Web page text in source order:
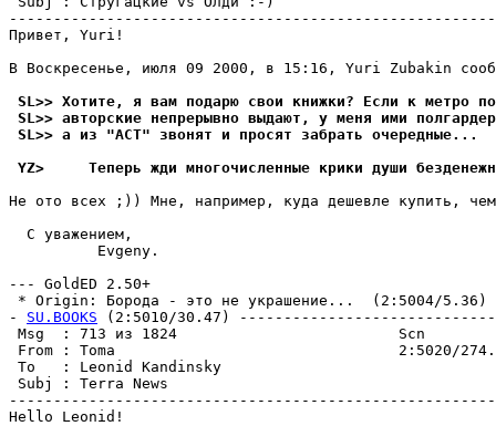
Привет, Yuri!
В Воскресенье, июля 09 2000, в 15:16, Yuri Zubakin
SL>> Хотите, я вам подарю свои книжки? Если к метро
SL>> авторские непрерывно выдают, у меня ими
SL>> а из "АСТ" звонят и пpосят забрать очеpедные...
YZ>     Теперь жди многочисленные крики души
Не ото всех ;)) Мне, например, куда дешевле купить,
  С уважением,
          Evgeny.
--- GoldED 2.50+
* Origin: Борода - это не укpашение...  (2:5004/5.36)
- SU.BOOKS (2:5010/30.47)
Msg  : 713 из 1824
From : Toma                                2:5020/
To   : Leonid Kandinsky
Subj : Terra
Hello Leonid!